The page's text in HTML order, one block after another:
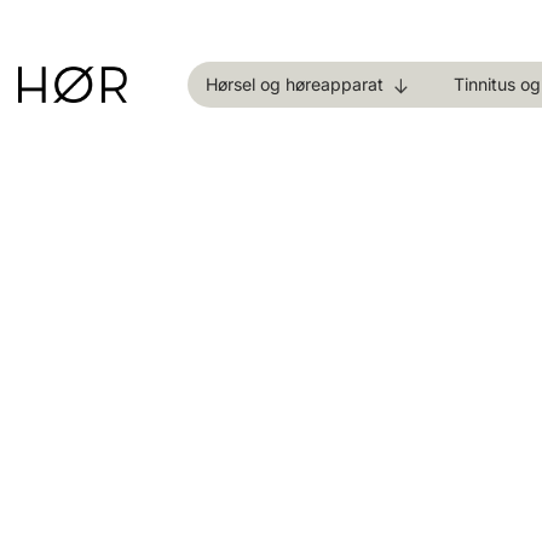
content
Hørsel og høreapparat Tinnitus